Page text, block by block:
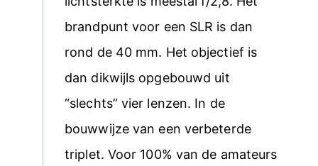
brandpunt voor een SLR is dan
rond de 40 mm. Het objectief is
dan dikwijls opgebouwd uit
“slechts” vier lenzen. In de
bouwwijze van een verbeterde
triplet. Voor 100% van de amateurs